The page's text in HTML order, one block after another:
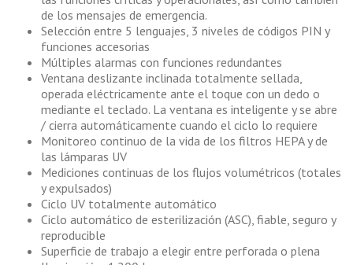
de los mensajes de emergencia.
Selección entre 5 lenguajes, 3 niveles de códigos PIN y
funciones accesorias
Múltiples alarmas con funciones redundantes
Ventana deslizante inclinada totalmente sellada,
operada eléctricamente ante el toque con un dedo o
mediante el teclado. La ventana es inteligente y se abre
/ cierra automáticamente cuando el ciclo lo requiere
Monitoreo continuo de la vida de los filtros HEPA y de
las lámparas UV
Mediciones continuas de los flujos volumétricos (totales
y expulsados)
Ciclo UV totalmente automático
Ciclo automático de esterilización (ASC), fiable, seguro y
reproducible
Superficie de trabajo a elegir entre perforada o plena